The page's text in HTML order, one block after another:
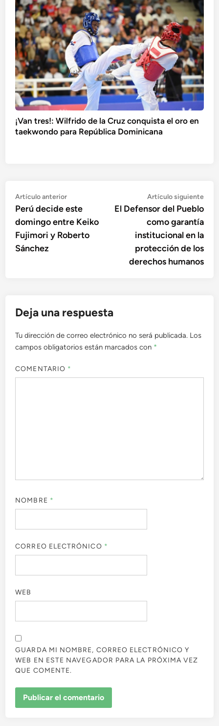
¡Van tres!: Wilfrido de la Cruz conquista el oro en
taekwondo para República Dominicana
Navegación
de
entradas
Artículo anteriorArtículo
anterior:
Perú decide este
domingo entre Keiko
Fujimori y Roberto
Sánchez
Artículo siguiente
El Defensor del Pueblo
como garantía
institucional en la
protección de los
derechos humanos
Deja una respuesta
Tu dirección de correo electrónico no será publicada. Los
campos obligatorios están marcados con *
COMENTARIO *
NOMBRE *
CORREO ELECTRÓNICO *
WEB
GUARDA MI NOMBRE, CORREO ELECTRÓNICO Y
WEB EN ESTE NAVEGADOR PARA LA PRÓXIMA VEZ
QUE COMENTE.